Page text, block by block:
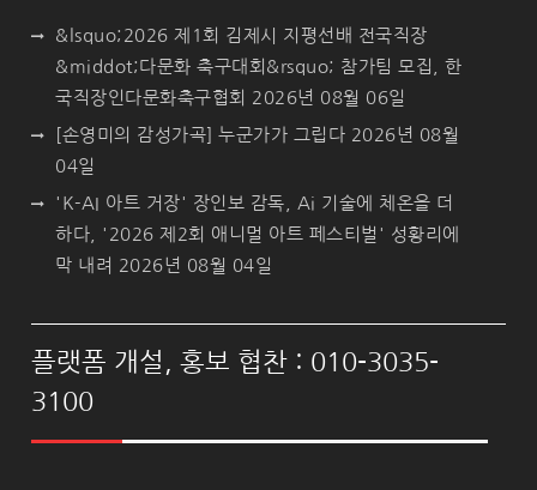
&lsquo;2026 제1회 김제시 지평선배 전국직장
&middot;다문화 축구대회&rsquo; 참가팀 모집, 한
국직장인다문화축구협회 2026년 08월 06일
[손영미의 감성가곡] 누군가가 그립다 2026년 08월
04일
'K-AI 아트 거장' 장인보 감독, Ai 기술에 체온을 더
하다, '2026 제2회 애니멀 아트 페스티벌' 성황리에
막 내려 2026년 08월 04일
플랫폼 개설, 홍보 협찬 : 010-3035-
3100